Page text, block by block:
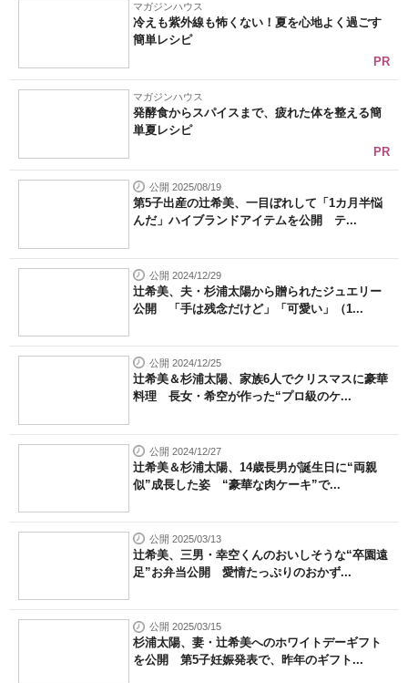
マガジンハウス
冷えも紫外線も怖くない！夏を心地よく過ごす
簡単レシピ
PR
マガジンハウス
発酵食からスパイスまで、疲れた体を整える簡
単夏レシピ
PR
公開 2025/08/19
第5子出産の辻希美、一目ぼれして「1カ月半悩
んだ」ハイブランドアイテムを公開 テ...
公開 2024/12/29
辻希美、夫・杉浦太陽から贈られたジュエリー
公開 「手は残念だけど」「可愛い」（1...
公開 2024/12/25
辻希美＆杉浦太陽、家族6人でクリスマスに豪華
料理 長女・希空が作った“プロ級のケ...
公開 2024/12/27
辻希美＆杉浦太陽、14歳長男が誕生日に“両親
似”成長した姿 “豪華な肉ケーキ”で...
公開 2025/03/13
辻希美、三男・幸空くんのおいしそうな“卒園遠
足”お弁当公開 愛情たっぷりのおかず...
公開 2025/03/15
杉浦太陽、妻・辻希美へのホワイトデーギフト
を公開 第5子妊娠発表で、昨年のギフト...